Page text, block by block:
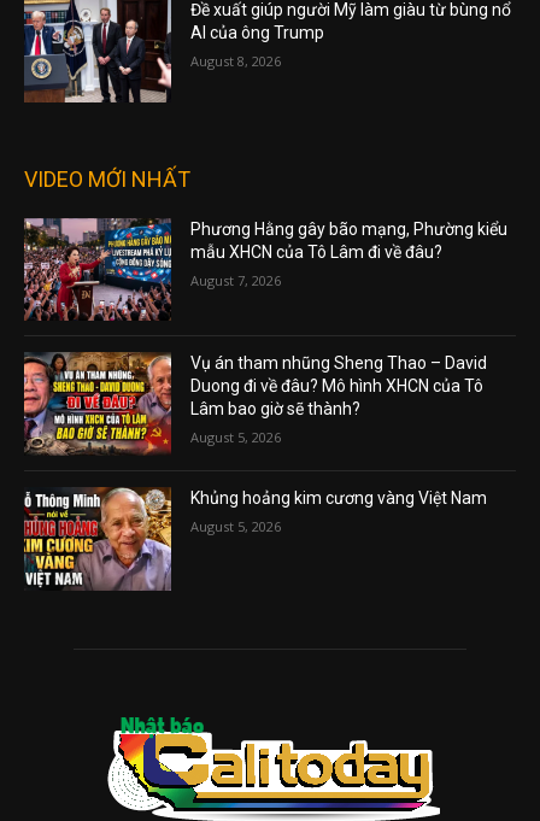
Đề xuất giúp người Mỹ làm giàu từ bùng nổ
AI của ông Trump
August 8, 2026
VIDEO MỚI NHẤT
Phương Hằng gây bão mạng, Phường kiểu
mẫu XHCN của Tô Lâm đi về đâu?
August 7, 2026
Vụ án tham nhũng Sheng Thao – David
Duong đi về đâu? Mô hình XHCN của Tô
Lâm bao giờ sẽ thành?
August 5, 2026
Khủng hoảng kim cương vàng Việt Nam
August 5, 2026